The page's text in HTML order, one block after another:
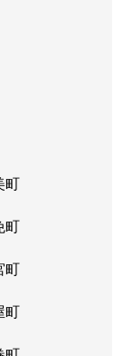
町
町
町
町